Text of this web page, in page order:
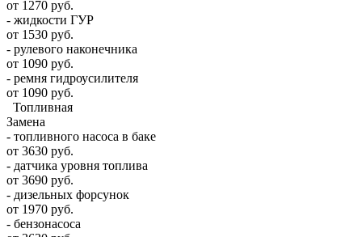
от 1270 руб.
- жидкости ГУР
от 1530 руб.
- рулевого наконечника
от 1090 руб.
- ремня гидроусилителя
от 1090 руб.
Топливная
Замена
- топливного насоса в баке
от 3630 руб.
- датчика уровня топлива
от 3690 руб.
- дизельных форсунок
от 1970 руб.
- бензонасоса